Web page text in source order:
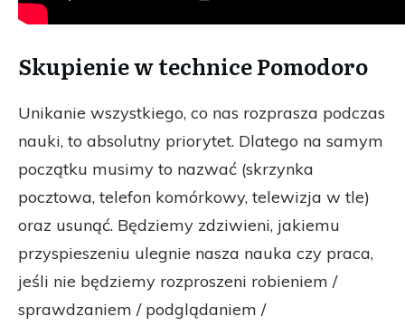
Skupienie w technice Pomodoro
Unikanie wszystkiego, co nas rozprasza podczas
nauki, to absolutny priorytet. Dlatego na samym
początku musimy to nazwać (skrzynka
pocztowa, telefon komórkowy, telewizja w tle)
oraz usunąć. Będziemy zdziwieni, jakiemu
przyspieszeniu ulegnie nasza nauka czy praca,
jeśli nie będziemy rozproszeni robieniem /
sprawdzaniem / podglądaniem /